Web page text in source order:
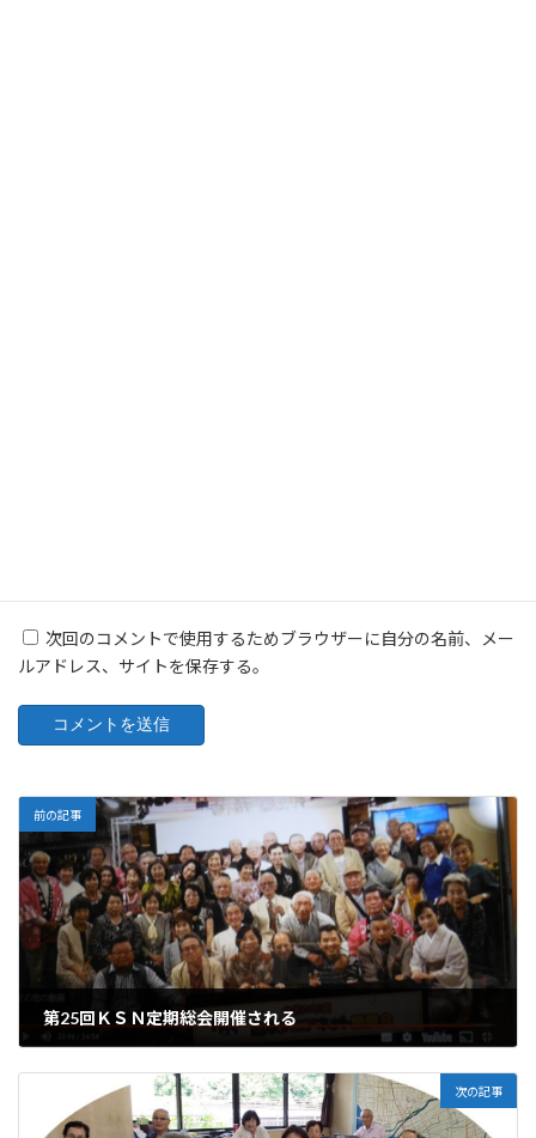
次回のコメントで使用するためブラウザーに自分の名前、メー
ルアドレス、サイトを保存する。
前の記事
第25回ＫＳＮ定期総会開催される
次の記事